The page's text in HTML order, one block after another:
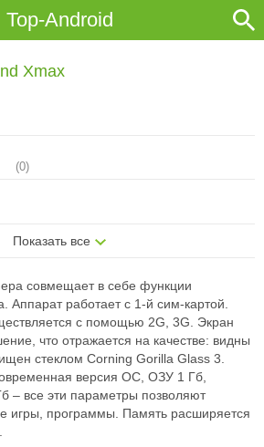
Top-Android
(0)
Показать все
Xmax
совмещает в себе функции
Аппарат работает с 1-й сим-картой.
с помощью 2G, 3G. Экран
что отражается на качестве: видны
стеклом Corning Gorilla Glass 3.
версия ОС, ОЗУ 1 Гб,
– все эти параметры позволяют
игры, программы. Память расширяется